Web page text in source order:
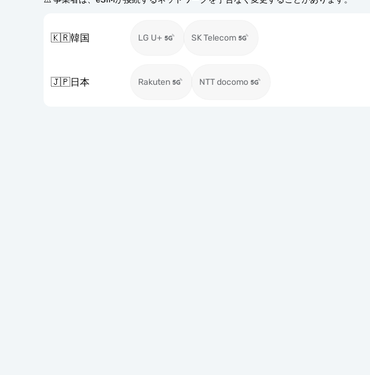
🇰🇷韓国 LG U+ SK Telecom
🇯🇵日本 Rakuten NTT docomo